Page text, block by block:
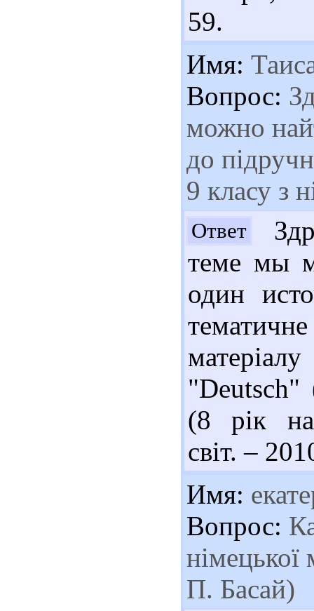
59.
Имя:
Вопрос:
можно
до
9 класу з
Ответ
теме мы
один
"Deutsch"
(8 рік
світ. –
Имя:
Вопрос:
П. Басай)